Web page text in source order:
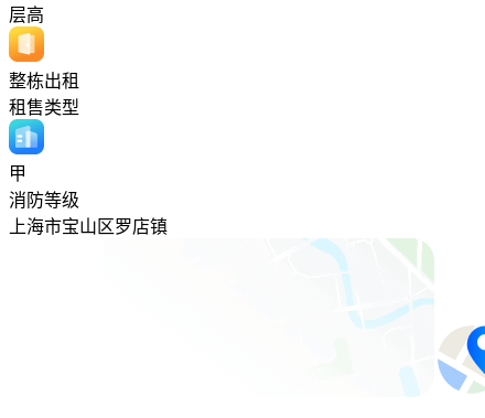
层高
整栋出租
租售类型
甲
消防等级
上海市宝山区罗店镇